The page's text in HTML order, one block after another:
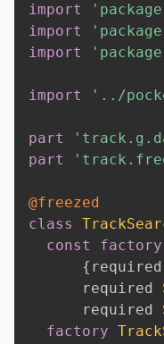
import
import
import
import '../
part
part
@freezed
class
const
factory
{ required
      required
      required
factory